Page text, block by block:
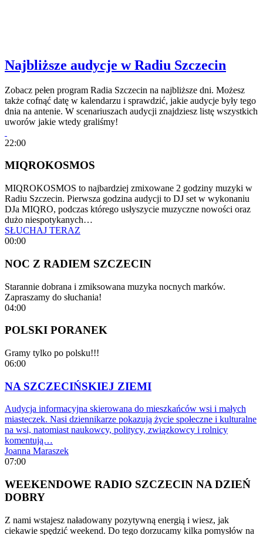
Najbliższe audycje w Radiu Szczecin
Zobacz pełen program Radia Szczecin na najbliższe dni. Możesz
także cofnąć datę w kalendarzu i sprawdzić, jakie audycje były tego
dnia na antenie. W scenariuszach audycji znajdziesz listę wszystkich
uworów jakie wtedy graliśmy!
22:00
MIQROKOSMOS
MIQROKOSMOS to najbardziej zmixowane 2 godziny muzyki w
Radiu Szczecin. Pierwsza godzina audycji to DJ set w wykonaniu
DJa MIQRO, podczas którego usłyszycie muzyczne nowości oraz
dużo niespotykanych…
SŁUCHAJ TERAZ
00:00
NOC Z RADIEM SZCZECIN
Starannie dobrana i zmiksowana muzyka nocnych marków.
Zapraszamy do słuchania!
04:00
POLSKI PORANEK
Gramy tylko po polsku!!!
06:00
NA SZCZECIŃSKIEJ ZIEMI
Audycja informacyjna skierowana do mieszkańców wsi i małych
miasteczek. Nasi dziennikarze pokazują życie społeczne i kulturalne
na wsi, natomiast naukowcy, politycy, związkowcy i rolnicy
komentują…
Joanna Maraszek
07:00
WEEKENDOWE RADIO SZCZECIN NA DZIEŃ
DOBRY
Z nami wstajesz naładowany pozytywną energią i wiesz, jak
ciekawie spędzić weekend. Do tego dorzucamy kilka pomysłów na